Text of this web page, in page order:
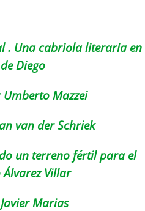
. Una cabriola literaria en
Diego
Umberto Mazzei
van der Schriek
un terreno fértil para el
Villar
Marias